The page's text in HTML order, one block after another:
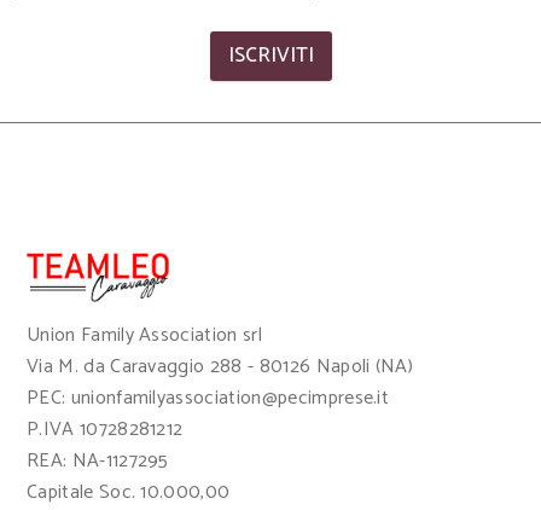
ISCRIVITI
Union Family Association srl
Via M. da Caravaggio 288 - 80126 Napoli (NA)
PEC: unionfamilyassociation@pecimprese.it
P.IVA 10728281212
REA: NA-1127295
Capitale Soc. 10.000,00